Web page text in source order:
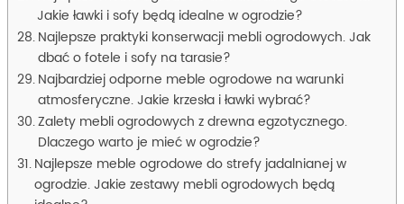
Jakie ławki i sofy będą idealne w ogrodzie?
Najlepsze praktyki konserwacji mebli ogrodowych. Jak
dbać o fotele i sofy na tarasie?
Najbardziej odporne meble ogrodowe na warunki
atmosferyczne. Jakie krzesła i ławki wybrać?
Zalety mebli ogrodowych z drewna egzotycznego.
Dlaczego warto je mieć w ogrodzie?
Najlepsze meble ogrodowe do strefy jadalnianej w
ogrodzie. Jakie zestawy mebli ogrodowych będą